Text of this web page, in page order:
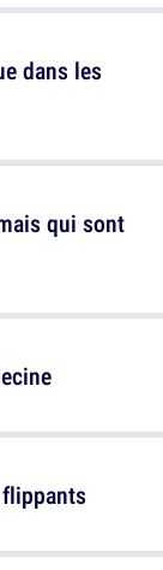
qui sont
dans les